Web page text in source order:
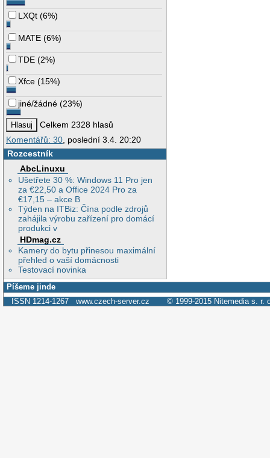
LXQt (6%)
MATE (6%)
TDE (2%)
Xfce (15%)
jiné/žádné (23%)
Celkem 2328 hlasů
Komentářů: 30, poslední 3.4. 20:20
Rozcestník
AbcLinuxu
Ušetřete 30 %: Windows 11 Pro jen
za €22,50 a Office 2024 Pro za
€17,15 – akce B
Týden na ITBiz: Čína podle zdrojů
zahájila výrobu zařízení pro domácí
produkci v
HDmag.cz
Kamery do bytu přinesou maximální
přehled o vaší domácnosti
Testovací novinka
Píšeme jinde
ISSN 1214-1267 www.czech-server.cz © 1999-2015 Nitemedia s. r.